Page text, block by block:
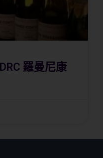
羅曼尼康